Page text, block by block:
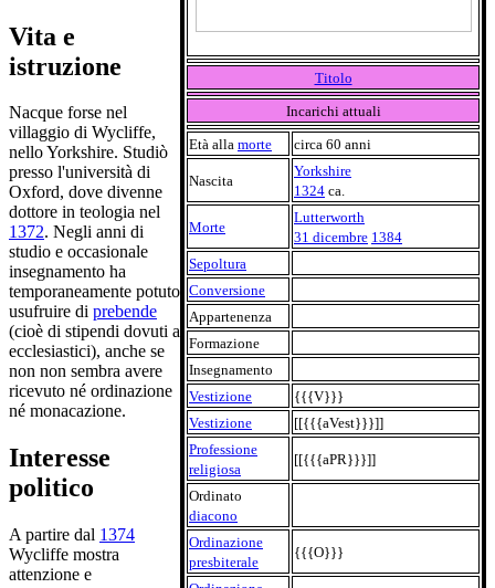
Titolo
Incarichi attuali
Età alla morte circa 60 anni
Nascita
Yorkshire
1324 ca.
Morte
Lutterworth
31 dicembre 1384
Sepoltura
Conversione
Appartenenza
Formazione
Insegnamento
Vestizione
{{{V}}}
Vestizione
[[{{{aVest}}}]]
Professione
religiosa
[[{{{aPR}}}]]
Ordinato
diacono
Ordinazione
presbiterale
{{{O}}}
Vita e
istruzione
Nacque forse nel
villaggio di Wycliffe,
nello Yorkshire. Studiò
presso l'università di
Oxford, dove divenne
dottore in teologia nel
1372. Negli anni di
studio e occasionale
insegnamento ha
temporaneamente potuto
usufruire di prebende
(cioè di stipendi dovuti a
ecclesiastici), anche se
non non sembra avere
ricevuto né ordinazione
né monacazione.
Interesse
politico
A partire dal 1374
Wycliffe mostra
attenzione e